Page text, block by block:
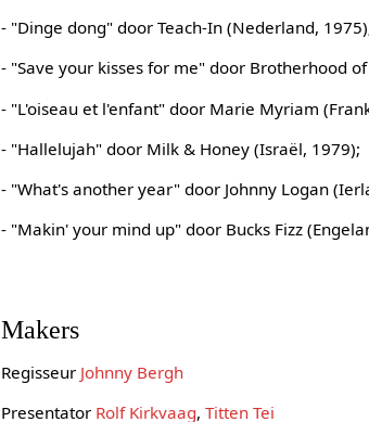
- "Dinge dong" door Teach-In (Nederland,
- "Save your kisses for me" door Brotherhood
- "L'oiseau et l'enfant" door Marie Myriam
- "Hallelujah" door Milk & Honey (Israël, 1979);
- "What's another year" door Johnny Logan
- "Makin' your mind up" door Bucks Fizz
Makers
Regisseur Johnny Bergh
Presentator Rolf Kirkvaag,Titten Tei